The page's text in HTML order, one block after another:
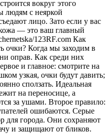
вокруг этого
людям с неяркой
лицо. Зато если у вас
— это ваш главный
123RF.com Как
очки? Когда мы заходим в
оправ. Как среди них
и главное: смотрите на
узкая, очки будут давить;
сползать. Идеальная
на переносице, а
за ушами. Второе правило:
ошибаются. Серые
города. Они сохраняют
и защищают от бликов.